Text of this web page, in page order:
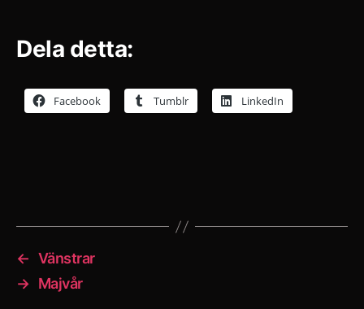
Dela detta:
Facebook Tumblr LinkedIn
← Vänstrar
→ Majvår